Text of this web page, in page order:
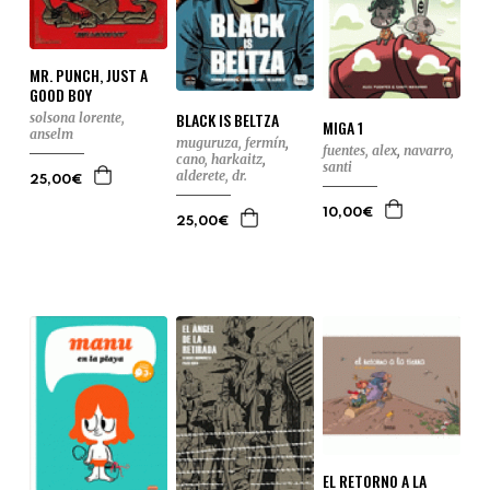
MR. PUNCH, JUST A
GOOD BOY
solsona lorente,
anselm
25,00€
BLACK IS BELTZA
muguruza, fermín,
cano, harkaitz,
alderete, dr.
25,00€
MIGA 1
fuentes, alex, navarro,
santi
10,00€
EL RETORNO A LA